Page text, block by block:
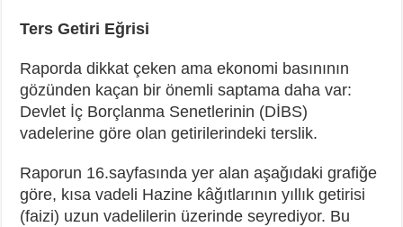
Ters Getiri Eğrisi
Raporda dikkat çeken ama ekonomi basınının
gözünden kaçan bir önemli saptama daha var:
Devlet İç Borçlanma Senetlerinin (DİBS)
vadelerine göre olan getirilerindeki terslik.
Raporun 16.sayfasında yer alan aşağıdaki grafiğe
göre, kısa vadeli Hazine kâğıtlarının yıllık getirisi
(faizi) uzun vadelilerin üzerinde seyrediyor. Bu